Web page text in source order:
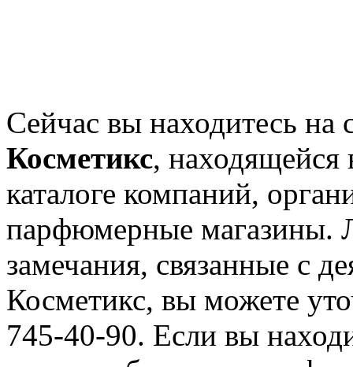
Сейчас вы находитесь на
Косметикс,
каталоге компаний,
парфюмерные
замечания, связанные с
Косметикс, вы можете
745-40-90. Если вы